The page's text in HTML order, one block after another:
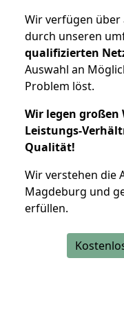
Wir verfügen über
durch unseren
qualifizierten
Auswahl an
Problem löst.
Wir legen großen
Leistungs-
Qualität!
Wir verstehen die
Magdeburg und
erfüllen.